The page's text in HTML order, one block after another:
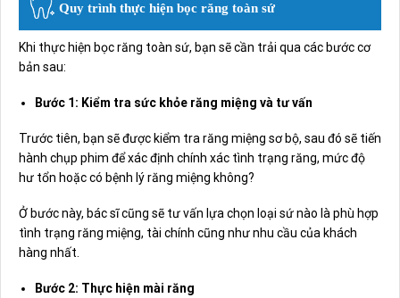
Quy trình thực hiện bọc răng toàn sứ
Khi thực hiện bọc răng toàn sứ, bạn sẽ cần trải qua các bước cơ
bản sau:
Bước 1: Kiểm tra sức khỏe răng miệng và tư vấn
Trước tiên, bạn sẽ được kiểm tra răng miệng sơ bộ, sau đó sẽ tiến
hành chụp phim để xác định chính xác tình trạng răng, mức độ
hư tổn hoặc có bệnh lý răng miệng không?
Ở bước này, bác sĩ cũng sẽ tư vấn lựa chọn loại sứ nào là phù hợp
tình trạng răng miệng, tài chính cũng như nhu cầu của khách
hàng nhất.
Bước 2: Thực hiện mài răng